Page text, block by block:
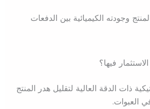
وجودته الكيميائية بين الدفعات
فيها؟
ذات الدقة العالية لتقليل هدر المنتج
العبوات.